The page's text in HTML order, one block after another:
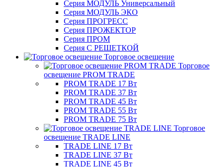
Серия МОДУЛЬ Универсальный
Серия МОДУЛЬ ЭКО
Серия ПРОГРЕСС
Серия ПРОЖЕКТОР
Серия ПРОМ
Серия С РЕШЕТКОЙ
Торговое освещение
Торговое
освещение PROM TRADE
PROM TRADE 17 Вт
PROM TRADE 37 Вт
PROM TRADE 45 Вт
PROM TRADE 55 Вт
PROM TRADE 75 Вт
Торговое
освещение TRADE LINE
TRADE LINE 17 Вт
TRADE LINE 37 Вт
TRADE LINE 45 Вт